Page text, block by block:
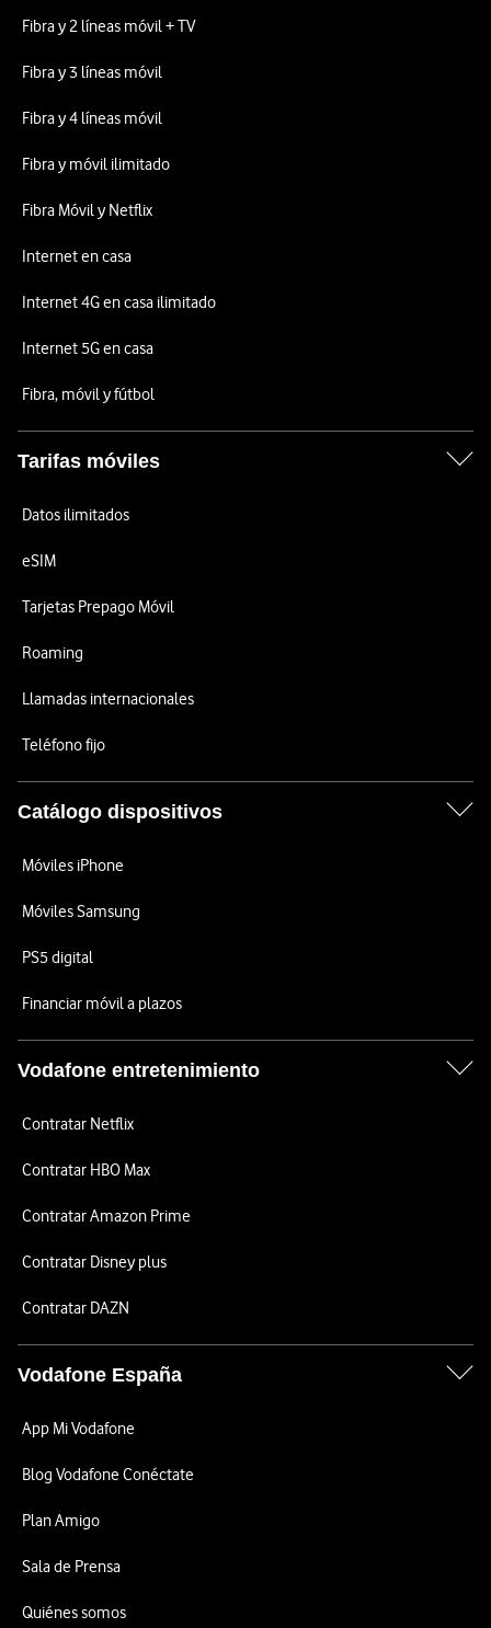
Fibra y 2 líneas móvil + TV
Fibra y 3 líneas móvil
Fibra y 4 líneas móvil
Fibra y móvil ilimitado
Fibra Móvil y Netflix
Internet en casa
Internet 4G en casa ilimitado
Internet 5G en casa
Fibra, móvil y fútbol
Tarifas móviles
Datos ilimitados
eSIM
Tarjetas Prepago Móvil
Roaming
Llamadas internacionales
Teléfono fijo
Catálogo dispositivos
Móviles iPhone
Móviles Samsung
PS5 digital
Financiar móvil a plazos
Vodafone entretenimiento
Contratar Netflix
Contratar HBO Max
Contratar Amazon Prime
Contratar Disney plus
Contratar DAZN
Vodafone España
App Mi Vodafone
Blog Vodafone Conéctate
Plan Amigo
Sala de Prensa
Quiénes somos